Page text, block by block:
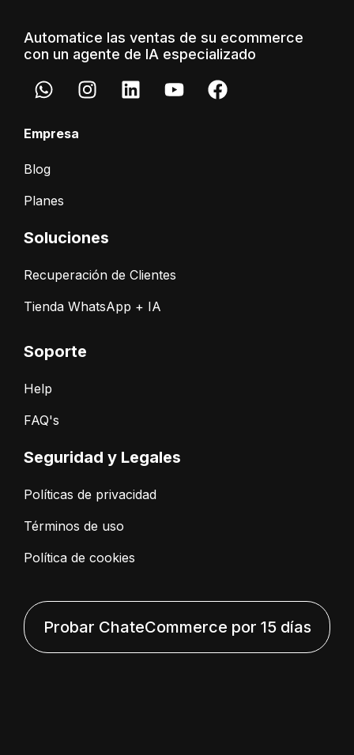
Automatice las ventas de su ecommerce
con un agente de IA especializado
Empresa
Blog
Planes
Soluciones
Recuperación de Clientes
Tienda WhatsApp + IA
Soporte
Help
FAQ's
Seguridad y Legales
Políticas de privacidad
Términos de uso
Política de cookies
Probar ChateCommerce por 15 días